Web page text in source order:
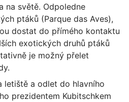
na světě. Odpoledne
ptáků (Parque das Aves),
dostat do přímého kontaktu
exotických druhů ptáků
je možný přelet
letiště a odlet do hlavního
prezidentem Kubitschkem